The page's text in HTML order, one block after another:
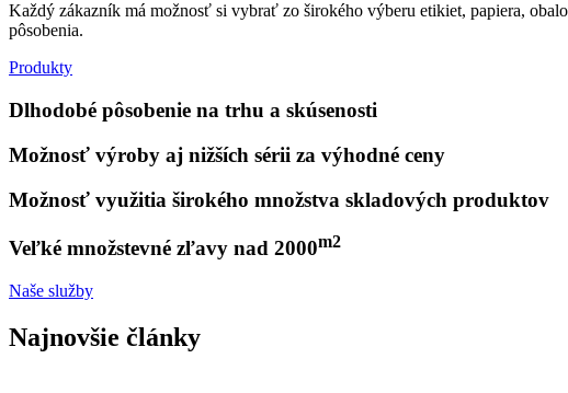
Každý zákazník má možnosť si vybrať zo širokého výberu etikiet, papiera,
pôsobenia.
Produkty
Dlhodobé pôsobenie na trhu a skúsenosti
Možnosť výroby aj nižších sérii za výhodné ceny
Možnosť využitia širokého množstva skladových produktov
Veľké množstevné zľavy nad 2000m2
Naše služby
Najnovšie články